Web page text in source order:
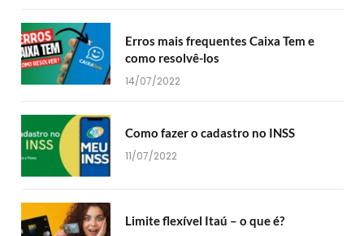
Erros mais frequentes Caixa Tem e
como resolvê-los
14/07/2022
Como fazer o cadastro no INSS
11/07/2022
Limite flexível Itaú – o que é?